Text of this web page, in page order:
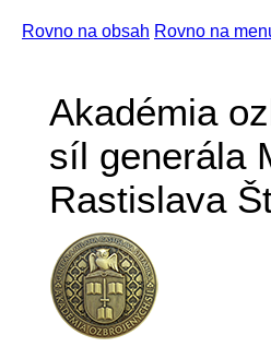
Rovno na obsah Rovno na
Akadémia
síl generála
Rastislava